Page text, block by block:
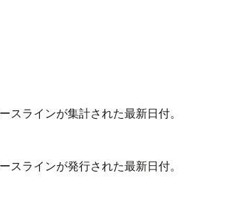
ラインが集計された最新日付。
ラインが発行された最新日付。